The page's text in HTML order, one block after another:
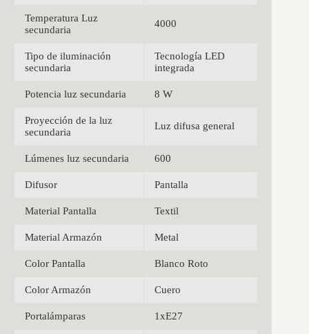
Temperatura Luz
secundaria
4000
Tipo de iluminación
secundaria
Tecnología LED
integrada
Potencia luz secundaria 8 W
Proyección de la luz
secundaria
Luz difusa general
Lúmenes luz secundaria 600
Difusor Pantalla
Material Pantalla Textil
Material Armazón Metal
Color Pantalla Blanco Roto
Color Armazón Cuero
Portalámparas 1xE27